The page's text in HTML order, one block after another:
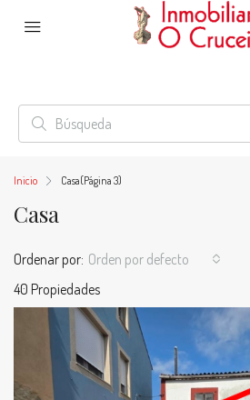
Inicio Casa(Página 3)
Casa
40 Propiedades
Ordenar por: Orden por defecto